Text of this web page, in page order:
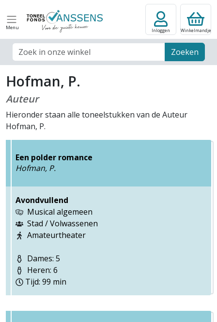
Menu
Zoek veld Zoeken
Inloggen Winkelmandje
Hofman, P.
Auteur
Hieronder staan alle toneelstukken van de Auteur
Hofman, P.
Een polder romance
Hofman, P.
Avondvullend
Musical algemeen
Stad / Volwassenen
Amateurtheater
Dames: 5
Heren: 6
Tijd: 99 min